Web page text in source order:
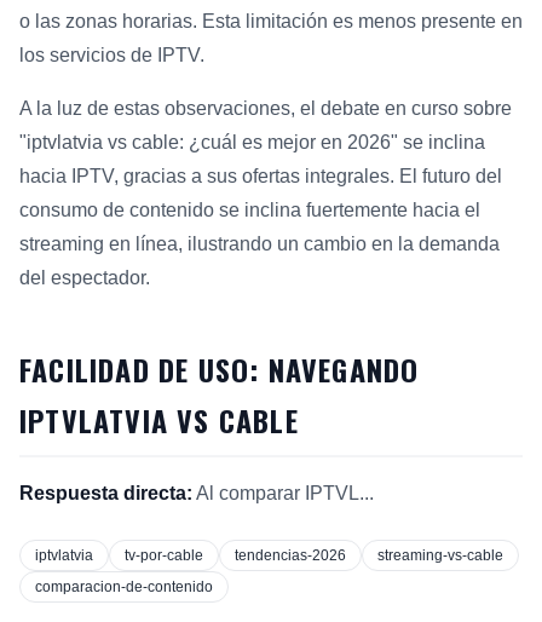
o las zonas horarias. Esta limitación es menos presente en
los servicios de IPTV.
A la luz de estas observaciones, el debate en curso sobre
"iptvlatvia vs cable: ¿cuál es mejor en 2026" se inclina
hacia IPTV, gracias a sus ofertas integrales. El futuro del
consumo de contenido se inclina fuertemente hacia el
streaming en línea, ilustrando un cambio en la demanda
del espectador.
FACILIDAD DE USO: NAVEGANDO
IPTVLATVIA VS CABLE
Respuesta directa: Al comparar IPTVL...
iptvlatvia tv-por-cable tendencias-2026
streaming-vs-cable
comparacion-de-contenido